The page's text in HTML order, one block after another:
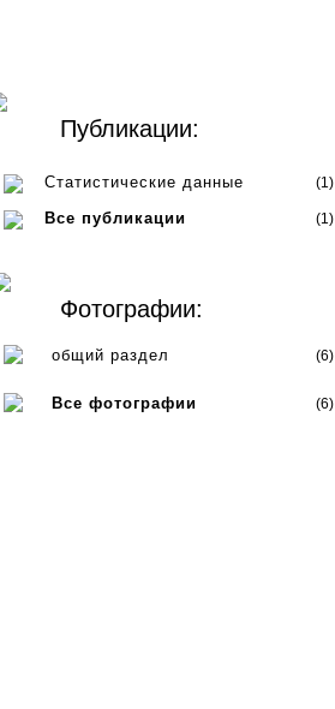
Публикации:
Статистические данные (1)
Все публикации (1)
Фотографии:
общий раздел (6)
Все фотографии (6)